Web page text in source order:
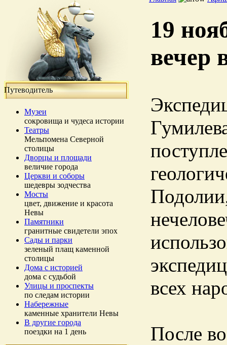
Путеводитель
Музеи
сокровища и чудеса истории
Театры
Мельпомена Северной
столицы
Дворцы и площади
величие города
Церкви и соборы
шедевры зодчества
Мосты
цвет, движение и красота
Невы
Памятники
гранитные свидетели эпох
Сады и парки
зеленый плащ каменной
столицы
Дома с историей
дома с судьбой
Улицы и проспекты
по следам истории
Набережные
каменные хранители Невы
В другие города
поездки на 1 день
19
вечер
всех
После